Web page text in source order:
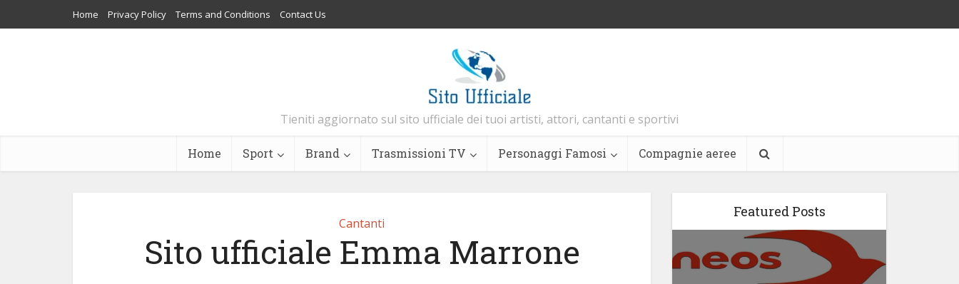
Home Privacy Policy Terms and Conditions Contact Us
Tieniti aggiornato sul sito ufficiale dei tuoi artisti, attori, cantanti e sportivi
Home Sport Brand Trasmissioni TV Personaggi Famosi Compagnie aeree
Cantanti
Sito ufficiale Emma Marrone
Featured Posts